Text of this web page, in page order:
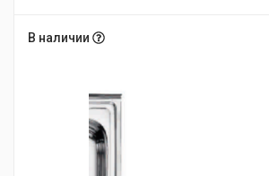
В наличии